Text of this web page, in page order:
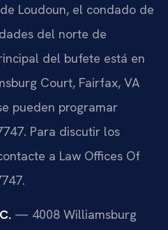
Loudoun, el condado de
del norte de
del bufete está en
Court, Fairfax, VA
pueden programar
Para discutir los
a Law Offices Of
— 4008 Williamsburg